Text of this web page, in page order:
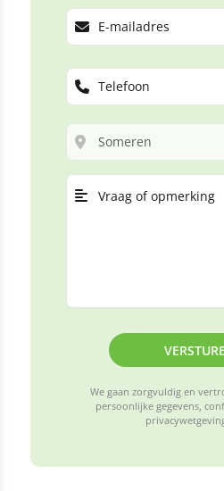
We gaan zorgvuldig en
persoonlijke gegevens,